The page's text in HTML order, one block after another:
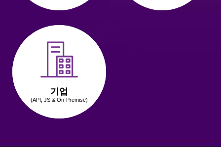
기업
(API, JS & On-Premise)